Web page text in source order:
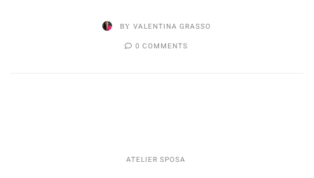
BY VALENTINA GRASSO
0 COMMENTS
ATELIER SPOSA